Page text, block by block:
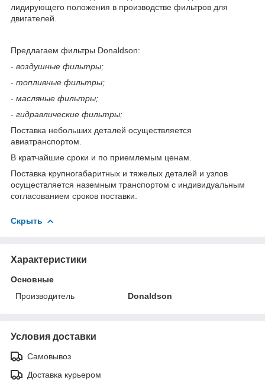
лидирующего положения в производстве фильтров для
двигателей.
Предлагаем фильтры Donaldson:
- воздушные фильтры;
- топливные фильтры;
- масляные фильтры;
- гидравлические фильтры;
Поставка небольших деталей осуществляется
авиатранспортом.
В кратчайшие сроки и по приемлемым ценам.
Поставка крупногабаритных и тяжелых деталей и узлов
осуществляется наземным транспортом с индивидуальным
согласованием сроков поставки.
Скрыть
Характеристики
Основные
Производитель
Donaldson
Условия доставки
Самовывоз
Доставка курьером